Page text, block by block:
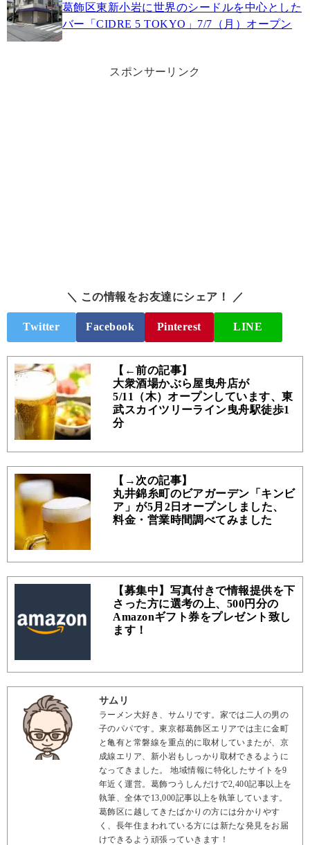
葛飾区東新小岩に世界のシードルを中心とした
バー「CIDRE 5 TOKYO」7/7（月）オープン
スポンサーリンク
＼ この情報をお友達にシェア！ ／
Twitter Facebook Pinterest LINE
【←前の記事】
大衆酒場かぶら屋曳舟店が
5/11（木）オープンしています、東
武スカイツリーライン曳舟駅徒歩1
分
【→次の記事】
丸井錦糸町のビアガーデン「キンビ
ア」が5月2日オープンしました、
料金・営業時間調べてみました
【募集中】写真付きで情報提供を下
さった方に選考の上、500円分の
Amazonギフト券をプレゼント致し
ます！
サムリ
ラーメン大好き、サムリです。家では二人の男の
子のパパです。東京都葛飾区エリアでは主に金町
と亀有と常磐線を重点的に取材していまたが、京
成線エリア、新小岩もしっかり取材できるように
なってきました。 地域情報に特化したサイトを9
年近く運営。葛飾つうしんだけで2,400記事以上を
執筆、全体で13,000記事以上を執筆しています。
葛飾区に越してきたばかりの方には分かりやす
く、長年住まわれている方には新たな発見をお届
けできるよう頑張っていきます！